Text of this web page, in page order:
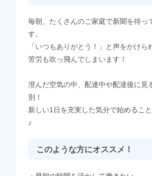
毎朝、たくさんのご家庭で新聞を待っ
す。
「いつもありがとう！」と声をかけら
苦労も吹っ飛んでしまいます！
澄んだ空気の中、配達中や配達後に見
別！
新しい1日を充実した気分で始めるこ
♪
このような方にオススメ！